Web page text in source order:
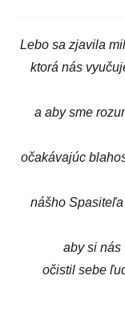
Lebo sa zjavila
ktorá nás
a aby sme
očakávajúc
nášho
aby si nás
očistil sebe